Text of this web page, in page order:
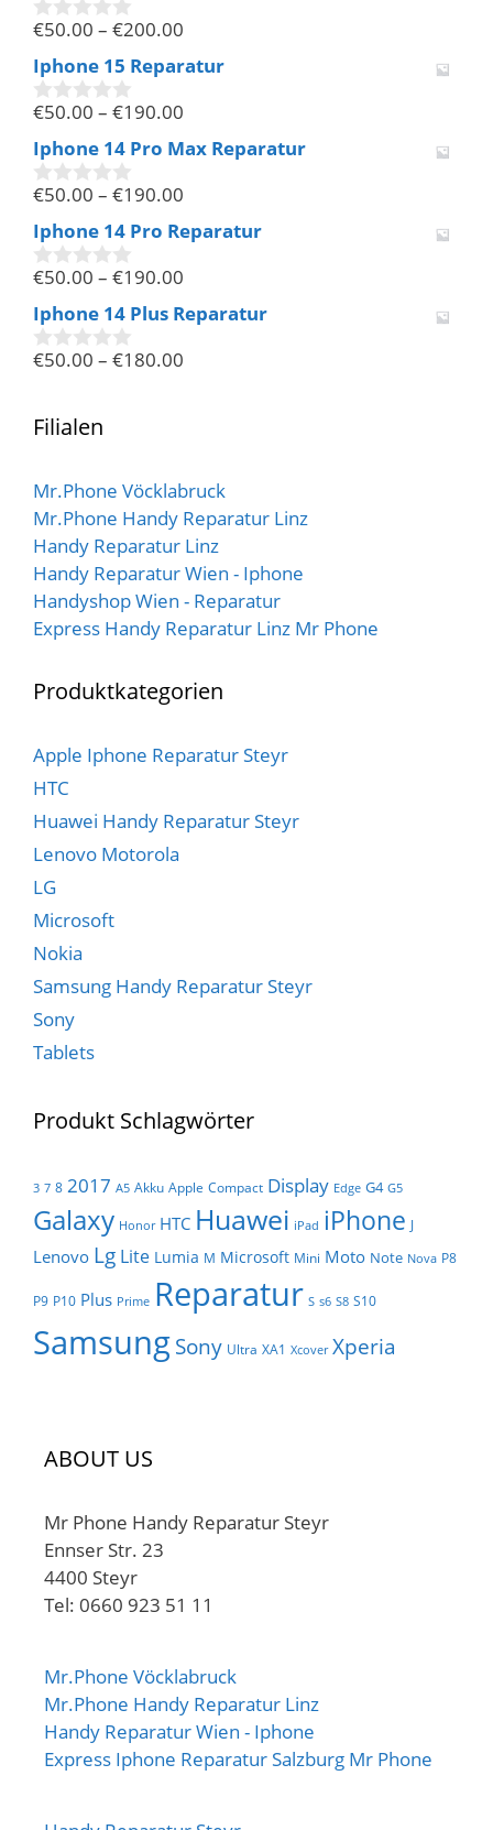
n
5
0
o
n
5
€50.00 – €200.00
Iphone 15 Reparatur
0
o
n
5
€50.00 – €190.00
Iphone 14 Pro Max Reparatur
0
o
n
5
€50.00 – €190.00
Iphone 14 Pro Reparatur
0
o
n
5
€50.00 – €190.00
Iphone 14 Plus Reparatur
0
n
5
€50.00 – €180.00
Filialen
Mr.Phone Vöcklabruck
Mr.Phone Handy Reparatur Linz
Handy Reparatur Linz
Handy Reparatur Wien - Iphone
Handyshop Wien - Reparatur
Express Handy Reparatur Linz Mr Phone
Produktkategorien
Apple Iphone Reparatur Steyr
HTC
Huawei Handy Reparatur Steyr
Lenovo Motorola
LG
Microsoft
Nokia
Samsung Handy Reparatur Steyr
Sony
Tablets
Produkt Schlagwörter
3 7 8 2017 A5 Akku Apple Compact Display Edge G4 G5
Galaxy Honor HTC Huawei iPad iPhone J
Lenovo Lg Lite Lumia M Microsoft Mini Moto Note Nova P8
P9 P10 Plus Prime Reparatur S s6 S8 S10
Samsung Sony Ultra XA1 Xcover Xperia
ABOUT US
Mr Phone Handy Reparatur Steyr
Ennser Str. 23
4400 Steyr
Tel: 0660 923 51 11
Mr.Phone Vöcklabruck
Mr.Phone Handy Reparatur Linz
Handy Reparatur Wien - Iphone
Express Iphone Reparatur Salzburg Mr Phone